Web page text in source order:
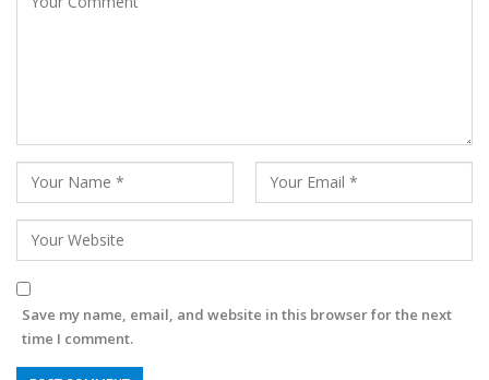
Save my name, email, and website in this browser for the next
time I comment.